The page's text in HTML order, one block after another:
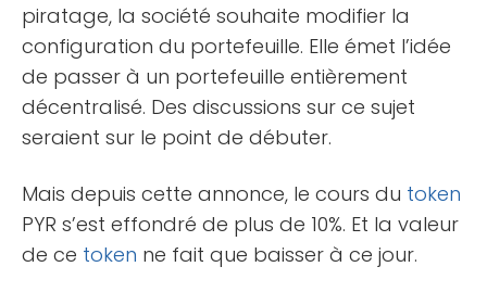
piratage, la société souhaite modifier la
configuration du portefeuille. Elle émet l’idée
de passer à un portefeuille entièrement
décentralisé. Des discussions sur ce sujet
seraient sur le point de débuter.
Mais depuis cette annonce, le cours du token
PYR s’est effondré de plus de 10%. Et la valeur
de ce token ne fait que baisser à ce jour.